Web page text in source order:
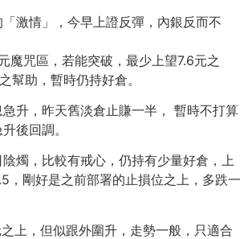
激情」，今早上證反彈，內銀反而不
魔咒區，若能突破，最少上望7.6元之
幫助，暫時仍持好倉。
升，昨天舊淡倉止賺一半， 暫時不打算
後回調。
燭，比較有戒心，仍持有少量好倉，上
，剛好是之前部署的止損位之上，多跌一
上，但似跟外圍升，走勢一般，只適合